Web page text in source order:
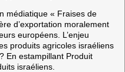
médiatique « Fraises de
d’exportation moralement
européens. L’enjeu
produits agricoles israéliens
En estampillant Produit
israéliens.